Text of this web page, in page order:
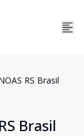
RS Brasil
Brasil